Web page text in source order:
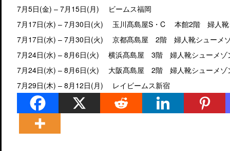
7月5日(金) – 7月15日(月) ビームス福岡
7月17日(水) – 7月30日(火) 玉川髙島屋S・C 本館2階 婦人靴
7月17日(水) – 7月30日(火) 京都髙島屋 2階 婦人靴シューメ
7月24日(水) – 8月6日(火) 横浜髙島屋 3階 婦人靴シューメゾ
7月24日(水) – 8月6日(火) 大阪髙島屋 2階 婦人靴シューメゾ
7月29日(木) – 8月12日(月) レイビームス新宿